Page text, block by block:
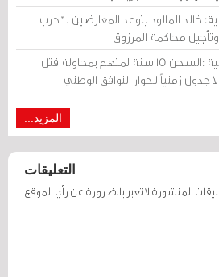
خالد المالود يتوعد المعارضين بـ"حرب
الصحف العربية :السجن 15 سنة لمتهم بمحاولة قتل
زمنياً لـحوار التوافق الوطني
المزيد...
التعليقات
المنشورة لا تعبر بالضرورة عن رأي الموقع